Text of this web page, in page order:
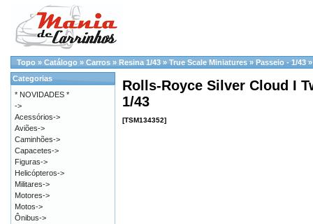
Topo » Catálogo » Carros » Resina 1/43 » True Scale Miniatures » Passeio - 1/43
Rolls-Royce Silver Cloud I
1/43
[TSM134352]
Categorias
* NOVIDADES *
->
Acessórios->
Aviões->
Caminhões->
Capacetes->
Figuras->
Helicópteros->
Militares->
Motores->
Motos->
Ônibus->